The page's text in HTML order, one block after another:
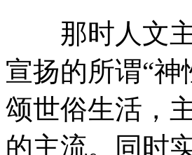
那时人文主
宣扬的所谓“
颂世俗生活，
的主流。同时